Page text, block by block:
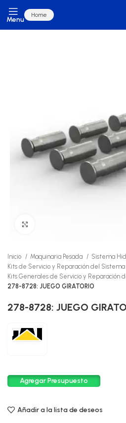
Menu
Home
Inicio Maquinaria Pesada
Sistema
Kits de Servicio y Reparación del
Kits Generales de Servicio y Reparación
278-8728: JUEGO GIRATORIO
278-8728: JUEGO
Agregar Presupuesto
Añadir a la lista de deseos